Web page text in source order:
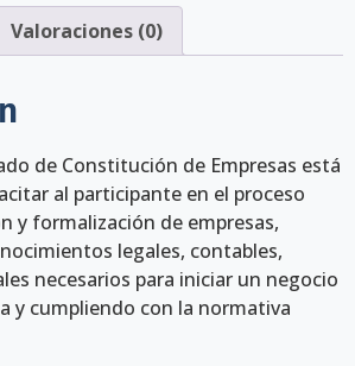
Valoraciones (0)
de Constitución de Empresas está
al participante en el proceso
y formalización de empresas,
legales, contables,
necesarios para iniciar un negocio
y cumpliendo con la normativa